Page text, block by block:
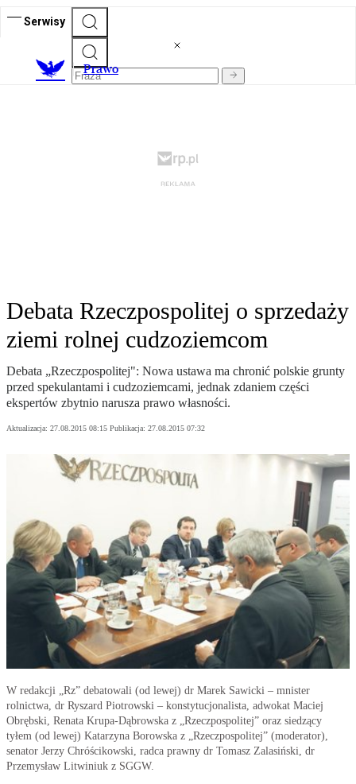
Serwisy
Prawo
Debata Rzeczpospolitej o sprzedaży
ziemi rolnej cudzoziemcom
Debata „Rzeczpospolitej": Nowa ustawa ma chronić polskie grunty
przed spekulantami i cudzoziemcami, jednak zdaniem części
ekspertów zbytnio narusza prawo własności.
Aktualizacja: 27.08.2015 08:15 Publikacja: 27.08.2015 07:32
W redakcji „Rz” debatowali (od lewej) dr Marek Sawicki – mnister
rolnictwa, dr Ryszard Piotrowski – konstytucjonalista, adwokat Maciej
Obrębski, Renata Krupa-Dąbrowska z „Rzeczpospolitej” oraz siedzący
tyłem (od lewej) Katarzyna Borowska z „Rzeczpospolitej” (moderator),
senator Jerzy Chróścikowski, radca prawny dr Tomasz Zalasiński, dr
Przemysław Litwiniuk z SGGW.